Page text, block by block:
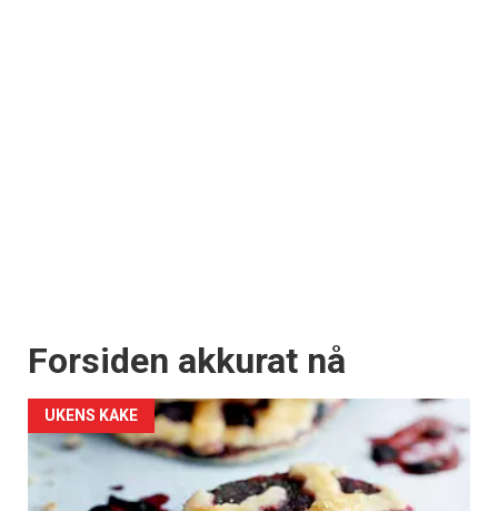
Forsiden akkurat nå
UKENS KAKE